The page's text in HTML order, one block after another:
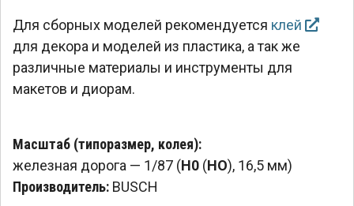
Для сборных моделей рекомендуется клей
для декора и моделей из пластика, а так же
различные материалы и инструменты для
макетов и диорам.
Масштаб (типоразмер, колея):
железная дорога — 1/87 (H0 (HO), 16,5 мм)
Производитель: BUSCH